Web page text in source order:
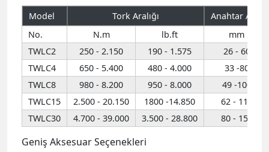
Model Tork Aralığı
Anahtar Ağzı
No.
N.m lb.ft
mm
TWLC2
250 - 2.150 190 - 1.575
26 - 60
TWLC4
650 - 5.400 480 - 4.000
33 -80
TWLC8
980 - 8.200 950 - 8.000
49 -100
TWLC15
2.500 - 20.150 1800 -14.850
62 - 116
TWLC30
4.700 - 39.000 3.500 - 28.800 80 - 155
Geniş Aksesuar Seçenekleri